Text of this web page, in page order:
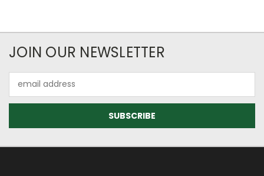
JOIN OUR NEWSLETTER
Address